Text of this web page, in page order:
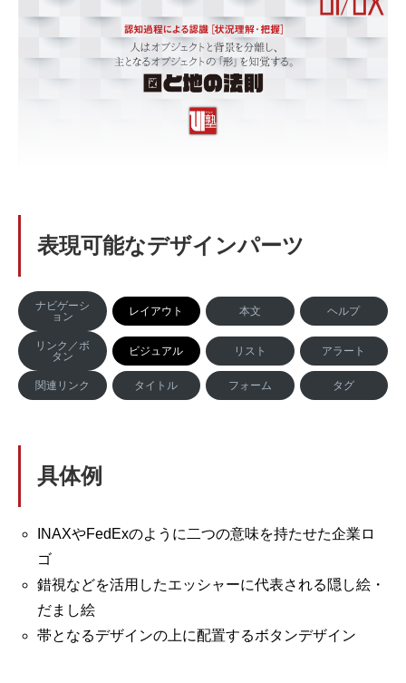
表現可能なデザインパーツ
ナビゲーシ
ョン
レイアウト 本文 ヘルプ
リンク／ボ
タン
ビジュアル リスト アラート
関連リンク タイトル フォーム タグ
具体例
INAXやFedExのように二つの意味を持たせた企業ロ
ゴ
錯視などを活用したエッシャーに代表される隠し絵・
だまし絵
帯となるデザインの上に配置するボタンデザイン